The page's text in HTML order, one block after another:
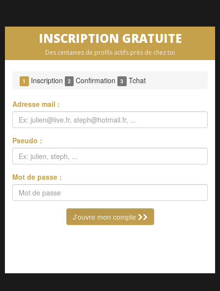
INSCRIPTION GRATUITE
Des centaines de profils actifs près de chez toi